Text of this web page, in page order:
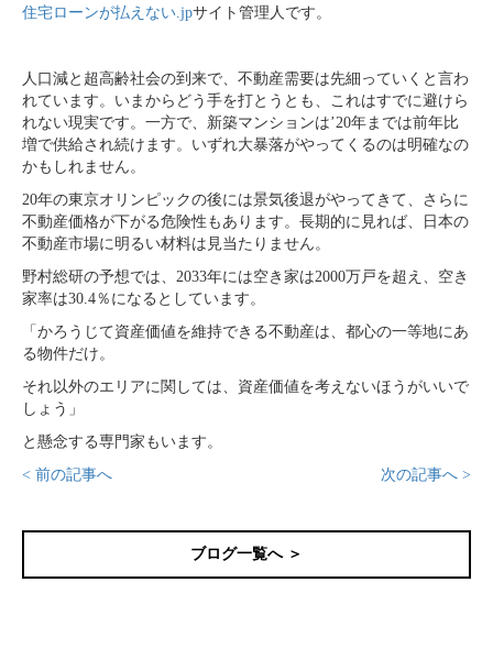
住宅ローンが払えない.jpサイト管理人です。
人口減と超高齢社会の到来で、不動産需要は先細っていくと言わ
れています。いまからどう手を打とうとも、これはすでに避けら
れない現実です。一方で、新築マンションは’20年までは前年比
増で供給され続けます。いずれ大暴落がやってくるのは明確なの
かもしれません。
20年の東京オリンピックの後には景気後退がやってきて、さらに
不動産価格が下がる危険性もあります。長期的に見れば、日本の
不動産市場に明るい材料は見当たりません。
野村総研の予想では、2033年には空き家は2000万戸を超え、空き
家率は30.4％になるとしています。
「かろうじて資産価値を維持できる不動産は、都心の一等地にあ
る物件だけ。
それ以外のエリアに関しては、資産価値を考えないほうがいいで
しょう」
と懸念する専門家もいます。
< 前の記事へ
次の記事へ >
ブログ一覧へ ＞